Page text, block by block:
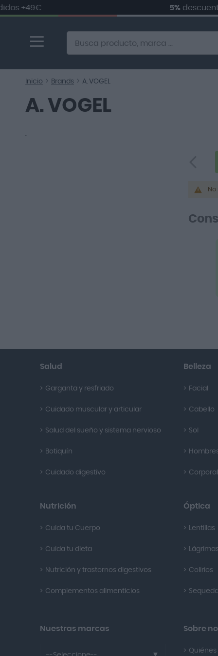
+49€ descuento
contenido
Alternative to Doofinder Ecommerce Search
Inicio Brands A. VOGEL
A. VOGEL
.
Salud
Garganta y resfriado
Cuidado muscular y articular
Salud del sueño y sistema nervioso
Botiquín
Cuidado digestivo
Belleza
Facial
Cabello
Sol
Corporal
Nutrición
Cuida tu Cuerpo
Cuida tu dieta
Nutrición y trastornos digestivos
Complementos alimenticios
Óptica
Lentillas
Colirios
Nuestras marcas Sobre